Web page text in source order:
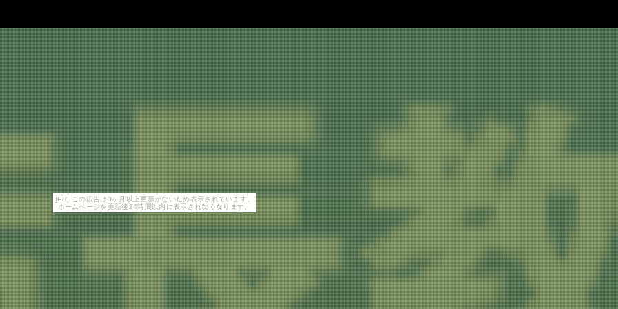
[PR] この広告は3ヶ月以上更新がないため表示されています。
ホームページを更新後24時間以内に表示されなくなります。